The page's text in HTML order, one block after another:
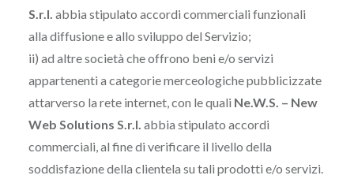
S.r.l. abbia stipulato accordi commerciali funzionali
alla diffusione e allo sviluppo del Servizio;
ii) ad altre società che offrono beni e/o servizi
appartenenti a categorie merceologiche pubblicizzate
attarverso la rete internet, con le quali Ne.W.S. – New
Web Solutions S.r.l. abbia stipulato accordi
commerciali, al fine di verificare il livello della
soddisfazione della clientela su tali prodotti e/o servizi.